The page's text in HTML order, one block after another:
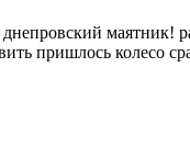
маятник!
пришлось колесо